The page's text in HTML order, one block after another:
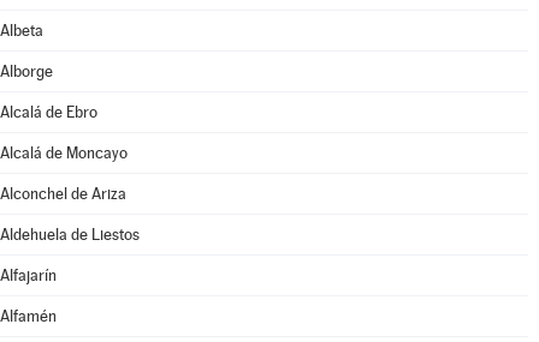
Albeta
Alborge
Alcalá de Ebro
Alcalá de Moncayo
Alconchel de Ariza
Aldehuela de Liestos
Alfajarín
Alfamén